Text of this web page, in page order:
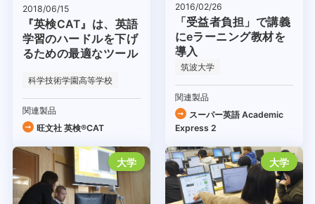
2018/06/15
『英検CAT』は、英語
学習のハードルを下げ
るための最適なツール
科学技術学園高等学校
関連製品
旺文社 英検®CAT
2016/02/26
「受益者負担」で講義
にeラーニング教材を
導入
筑波大学
関連製品
スーパー英語 Academic
Express 2
大学 大学